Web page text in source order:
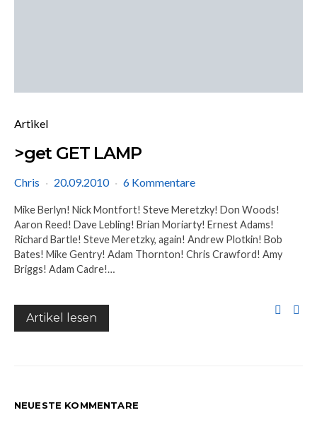
Artikel
>get GET LAMP
Chris 20.09.2010 6 Kommentare
Mike Berlyn! Nick Montfort! Steve Meretzky! Don Woods!
Aaron Reed! Dave Lebling! Brian Moriarty! Ernest Adams!
Richard Bartle! Steve Meretzky, again! Andrew Plotkin! Bob
Bates! Mike Gentry! Adam Thornton! Chris Crawford! Amy
Briggs! Adam Cadre!…
Artikel lesen
NEUESTE KOMMENTARE